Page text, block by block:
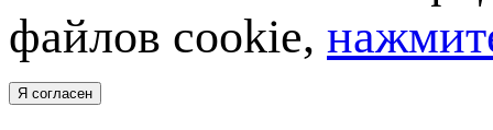
файлов cookie,
Я согласен